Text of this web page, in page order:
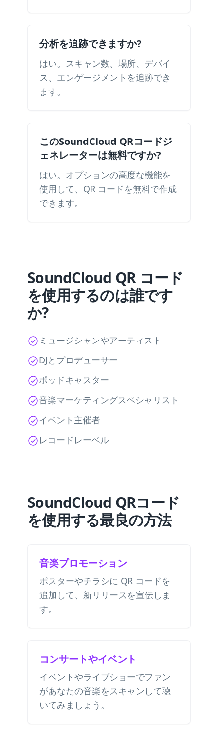
分析を追跡できますか?
はい。スキャン数、場所、デバイ
ス、エンゲージメントを追跡でき
ます。
このSoundCloud QRコードジ
ェネレーターは無料ですか?
はい。オプションの高度な機能を
使用して、QR コードを無料で作成
できます。
SoundCloud QR コード
を使用するのは誰です
か?
ミュージシャンやアーティスト
DJとプロデューサー
ポッドキャスター
音楽マーケティングスペシャリスト
イベント主催者
レコードレーベル
SoundCloud QRコード
を使用する最良の方法
音楽プロモーション
ポスターやチラシに QR コードを
追加して、新リリースを宣伝しま
す。
コンサートやイベント
イベントやライブショーでファン
があなたの音楽をスキャンして聴
いてみましょう。